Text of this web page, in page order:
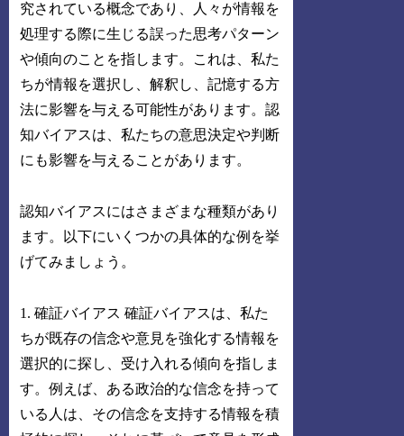
究されている概念であり、人々が情報を
処理する際に生じる誤った思考パターン
や傾向のことを指します。これは、私た
ちが情報を選択し、解釈し、記憶する方
法に影響を与える可能性があります。認
知バイアスは、私たちの意思決定や判断
にも影響を与えることがあります。
認知バイアスにはさまざまな種類があり
ます。以下にいくつかの具体的な例を挙
げてみましょう。
1. 確証バイアス 確証バイアスは、私た
ちが既存の信念や意見を強化する情報を
選択的に探し、受け入れる傾向を指しま
す。例えば、ある政治的な信念を持って
いる人は、その信念を支持する情報を積